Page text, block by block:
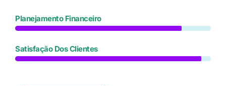
Planejamento Financeiro
Satisfação Dos Clientes